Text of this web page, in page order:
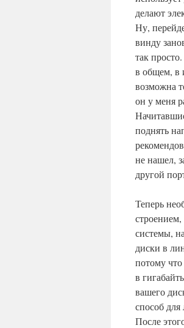
делают
Ну,
винду
так
в общем, в
возможна
он у меня
поднять
не нашел,
другой
Теперь
системы,
диски в
потому
в
вашего
способ
После